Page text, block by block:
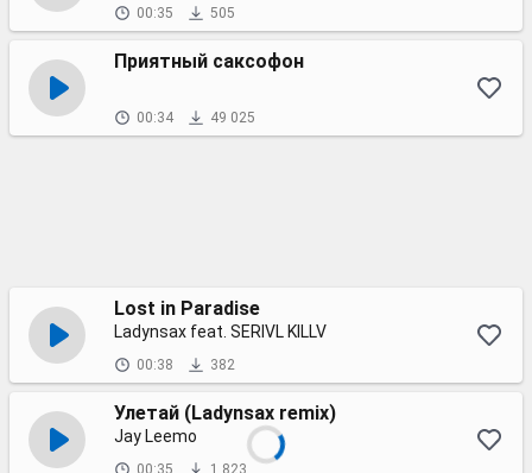
00:35 505
Приятный саксофон
00:34 49 025
Lost in Paradise
Ladynsax feat. SERIVL KILLV
00:38 382
Улетай (Ladynsax remix)
Jay Leemo
00:35 1 823